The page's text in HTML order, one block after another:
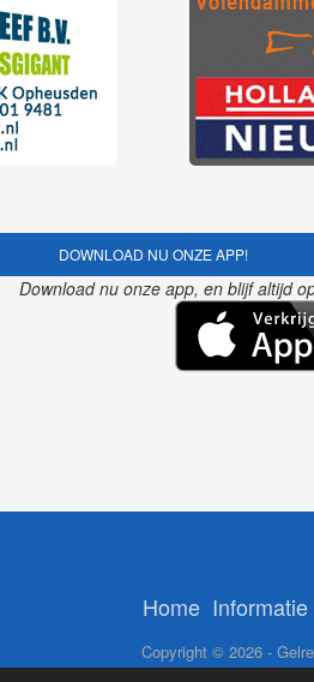
DOWNLOAD NU ONZE APP!
Download nu onze app, en blijf altijd
Home Informatie
Copyright © 2026 -